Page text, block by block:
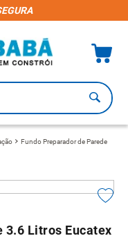
Fundo Preparador de Parede
3.6 Litros Eucatex